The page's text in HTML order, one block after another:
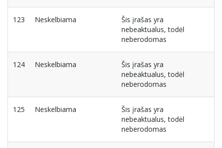
123 Neskelbiama
Šis įrašas yra
nebeaktualus, todėl
neberodomas
124 Neskelbiama
Šis įrašas yra
nebeaktualus, todėl
neberodomas
125 Neskelbiama
Šis įrašas yra
nebeaktualus, todėl
neberodomas